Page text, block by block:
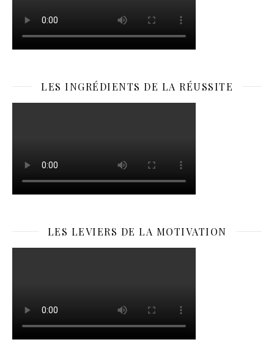
LES INGRÉDIENTS DE LA RÉUSSITE
LES LEVIERS DE LA MOTIVATION